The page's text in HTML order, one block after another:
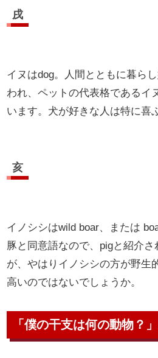
戌
イヌはdog。人間とともに暮ら
われ、ペットの代表格であるイ
います。犬が好きな人は特に喜
亥
イノシシはwild boar、または
豚と同意語なので、pigと紹介
が、やはりイノシシの方が野生
高いのではないでしょうか。
「僕の干支は何の動物？